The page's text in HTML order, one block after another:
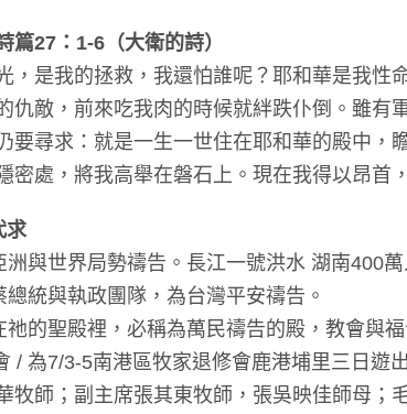
篇27：1-6（大衛的詩）
，是我的拯救，我還怕誰呢？耶和華是我性
仇敵，前來吃我肉的時候就絆跌仆倒。雖
要尋求：就是一生一世住在耶和華的殿中
密處，將我高舉在磐石上。現在我得以昂首
求
與世界局勢禱告。長江一號洪水 湖南400萬
統與執政團隊，為台灣平安禱告。
祂的聖殿裡，必稱為萬民禱告的殿，教會與
/ 為7/3-5南港區牧家退修會鹿港埔里三日遊
牧師；副主席張其東牧師，張吳映佳師母；